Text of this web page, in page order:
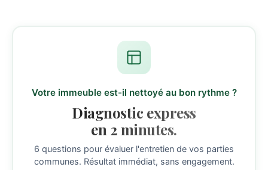
Votre immeuble est-il nettoyé au bon rythme ?
Diagnostic express
en 2 minutes.
6 questions pour évaluer l'entretien de vos parties
communes. Résultat immédiat, sans engagement.